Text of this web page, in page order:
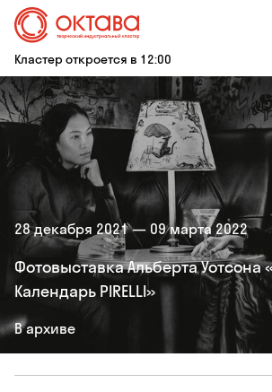
Кластер откроется в 12:00
28 декабря 2021 — 09 марта 2022
Фотовыставка Альберта Уотсона
Календарь PIRELLI»
В архиве